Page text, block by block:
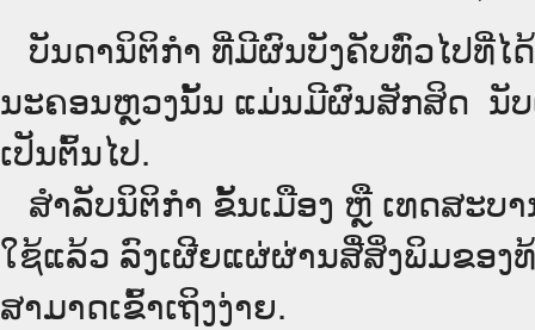
ບັນດານິຕິກໍາ ທີ່ມີຜົນບັງຄັບທົ່ວໄປທີ່
ນະຄອນຫຼວງນັ້ນ ແມ່ນມີຜົນສັກສິດ ນັ
ເປັນ​ຕົ້ນ​ໄປ.
ສຳລັບນິ​ຕິ​ກຳ ຂັ້ນເມືອງ ຫຼື ເທດ​ສະ​ບ
ໃຊ້ແລ້ວ ລົງ​ເຜີຍແຜ່​ຜ່ານ​ສື່ສິ່ງພິມຂອງ
ສາມາດເຂົ້າເຖິງງ່າຍ.